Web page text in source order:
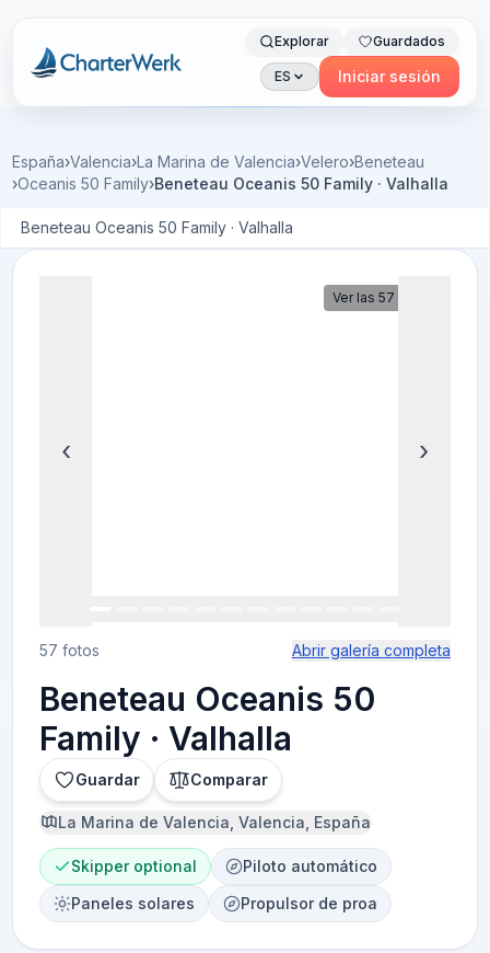
Charterwerk
Explorar Guardados
ES Iniciar sesión
España›Valencia›La Marina de Valencia›Velero›Beneteau
›Oceanis 50 Family›Beneteau Oceanis 50 Family · Valhalla
Beneteau Oceanis 50 Family · Valhalla
Ver las 57 fotos
‹ ›
57 fotos Abrir galería completa
Beneteau Oceanis 50
Family · Valhalla
Guardar Comparar
La Marina de Valencia, Valencia, España
Skipper optional
Piloto automático
Paneles solares
Propulsor de proa